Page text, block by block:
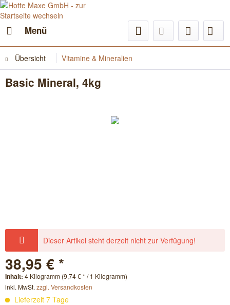
Menü
Übersicht Vitamine & Mineralien
Basic Mineral, 4kg
Dieser Artikel steht derzeit nicht zur Verfügung!
38,95 € *
Inhalt: 4 Kilogramm (9,74 € * / 1 Kilogramm)
inkl. MwSt. zzgl. Versandkosten
Lieferzeit 7 Tage